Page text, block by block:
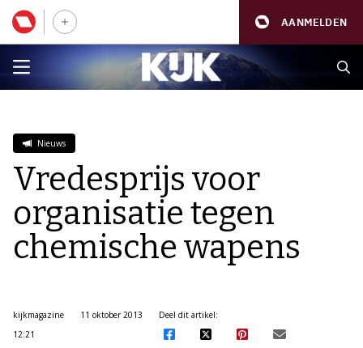
AANMELDEN
Nieuws
Vredesprijs voor
organisatie tegen
chemische wapens
kijkmagazine
11 oktober 2013
12:21
Deel dit artikel: